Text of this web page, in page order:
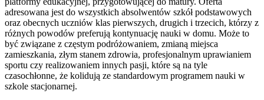
adresowana jest do wszystkich absolwentów szkół podstawowych
oraz obecnych uczniów klas pierwszych, drugich i trzecich, którzy z
różnych powodów preferują kontynuację nauki w domu. Może to
być związane z częstym podróżowaniem, zmianą miejsca
zamieszkania, złym stanem zdrowia, profesjonalnym uprawianiem
sportu czy realizowaniem innych pasji, które są na tyle
czasochłonne, że kolidują ze standardowym programem nauki w
szkole stacjonarnej.